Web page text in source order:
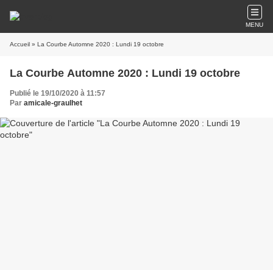
MENU
Accueil » La Courbe Automne 2020 : Lundi 19 octobre
La Courbe Automne 2020 : Lundi 19 octobre
Publié le 19/10/2020 à 11:57
Par amicale-graulhet